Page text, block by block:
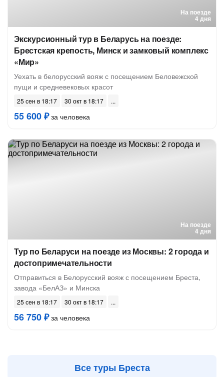
На поезде
4 дня
Экскурсионный тур в Беларусь на поезде:
Брестская крепость, Минск и замковый комплекс
«Мир»
Уехать в белорусский вояж с посещением Беловежской
пущи и средневековых красот
25 сен в 18:17 30 окт в 18:17
55 600 ₽за человека
На поезде
4 дня
Тур по Беларуси на поезде из Москвы: 2 города и
достопримечательности
Отправиться в Белорусский вояж с посещением Бреста,
завода «БелАЗ» и Минска
25 сен в 18:17 30 окт в 18:17
56 750 ₽за человека
Все туры Бреста